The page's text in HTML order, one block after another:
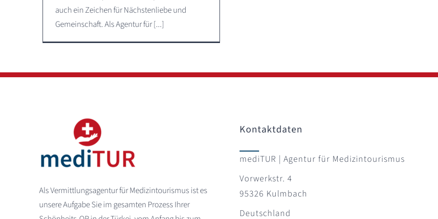
auch ein Zeichen für Nächstenliebe und
Gemeinschaft. Als Agentur für [...]
Als Vermittlungsagentur für Medizintourismus ist es
unsere Aufgabe Sie im gesamten Prozess Ihrer
Kontaktdaten
mediTUR | Agentur für Medizintourismus
Vorwerkstr. 4
95326 Kulmbach
Deutschland